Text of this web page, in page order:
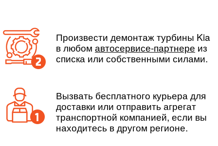
Произвести демонтаж турбины Kia
в любом автосервисе-партнере из
списка или собственными силами.
Вызвать бесплатного курьера для
доставки или отправить агрегат
транспортной компанией, если вы
находитесь в другом регионе.